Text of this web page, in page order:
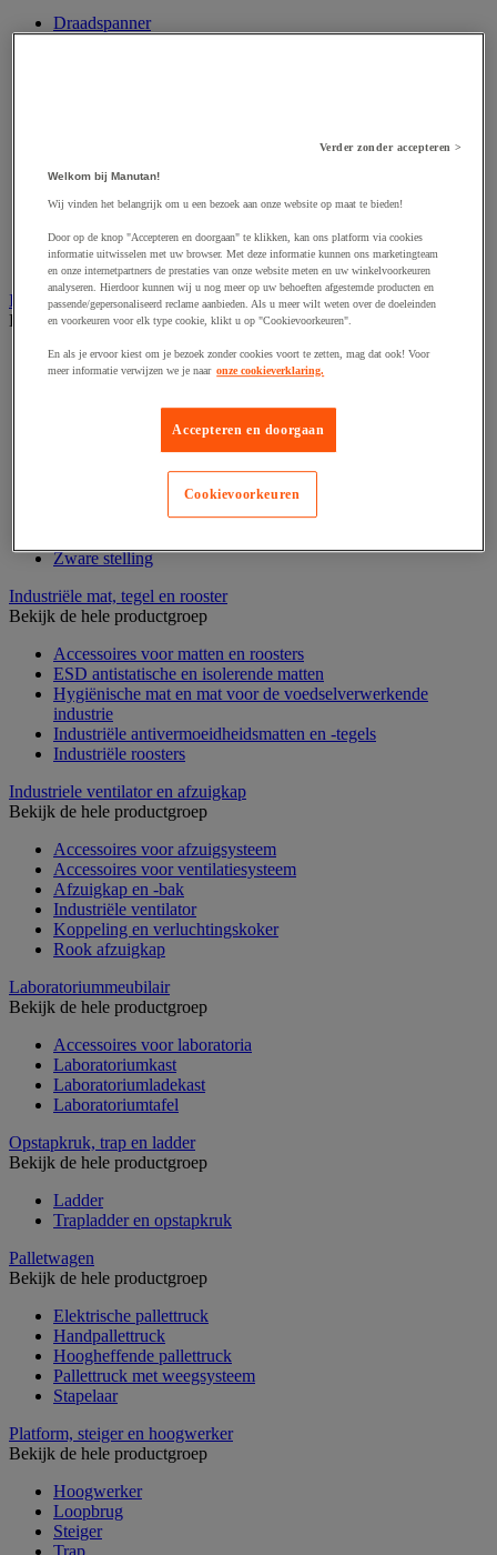
Draadspanner
Kopschakel en snelschakel
Sjorband en trekstang
Stalen ketting
Touw en draad
Industriële en magazijnstellingen
Bekijk de hele productgroep
Doorschuifstelling en doorrolstelling
Draagarmstelling voor lange lasten
Middelzware stelling
Rek voor haspels en spoelen
Stelling voor detail- en groothandel
Stellingen voor de automobielindustrie
Zware stelling
Industriële mat, tegel en rooster
Bekijk de hele productgroep
Accessoires voor matten en roosters
ESD antistatische en isolerende matten
Hygiënische mat en mat voor de voedselverwerkende
industrie
Industriële antivermoeidheidsmatten en -tegels
Industriële roosters
Industriele ventilator en afzuigkap
Bekijk de hele productgroep
Accessoires voor afzuigsysteem
Accessoires voor ventilatiesysteem
Afzuigkap en -bak
Industriële ventilator
Koppeling en verluchtingskoker
Rook afzuigkap
Laboratoriummeubilair
Bekijk de hele productgroep
Accessoires voor laboratoria
Laboratoriumkast
Laboratoriumladekast
Laboratoriumtafel
Opstapkruk, trap en ladder
Bekijk de hele productgroep
Ladder
Trapladder en opstapkruk
Palletwagen
Bekijk de hele productgroep
Elektrische pallettruck
Handpallettruck
Hoogheffende pallettruck
Pallettruck met weegsysteem
Stapelaar
Platform, steiger en hoogwerker
Bekijk de hele productgroep
Hoogwerker
Loopbrug
Steiger
Trap
Verder zonder accepteren >
Welkom bij Manutan!
Wij vinden het belangrijk om u een bezoek aan onze website op maat te bieden!
Door op de knop "Accepteren en doorgaan" te klikken, kan ons platform via cookies
informatie uitwisselen met uw browser. Met deze informatie kunnen ons marketingteam
en onze internetpartners de prestaties van onze website meten en uw winkelvoorkeuren
analyseren. Hierdoor kunnen wij u nog meer op uw behoeften afgestemde producten en
passende/gepersonaliseerd reclame aanbieden. Als u meer wilt weten over de doeleinden
en voorkeuren voor elk type cookie, klikt u op "Cookievoorkeuren".
En als je ervoor kiest om je bezoek zonder cookies voort te zetten, mag dat ook! Voor
meer informatie verwijzen we je naar onze cookieverklaring.
Accepteren en doorgaan
Cookievoorkeuren